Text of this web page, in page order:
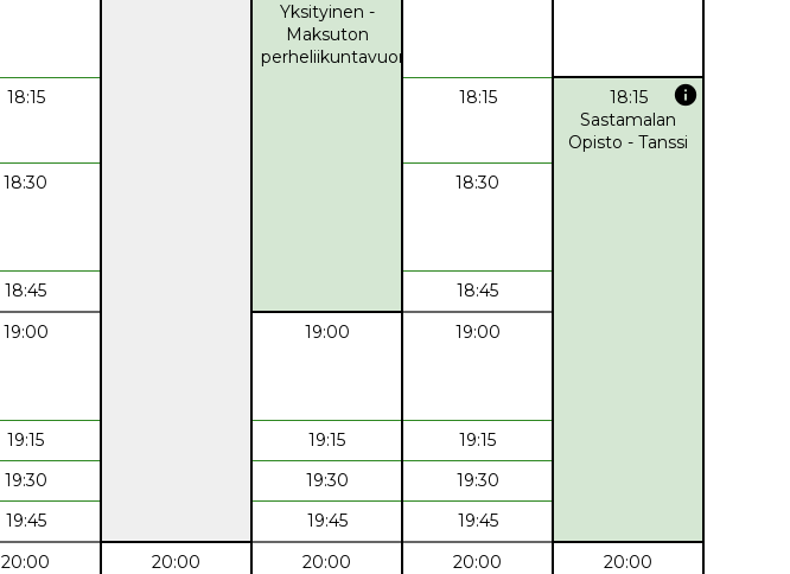
Yksityinen -
Maksuton
perheliikuntavuoro
18:15 18:15 18:15 info
Sastamalan
Opisto - Tanssi
18:30 18:30
18:45
18:45
19:00 19:00 19:00
19:15 19:15
19:15
19:30
19:30
19:30
19:45
19:45
19:45
20:00
20:00 20:00 20:00
20:00